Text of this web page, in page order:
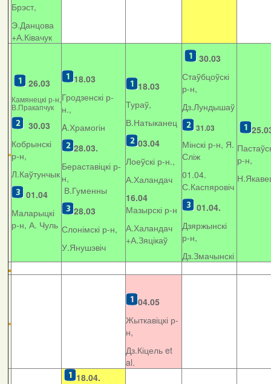
Брэст,
Э.Данцова
+А.Ківачук
26.03
Камянецкі р-н,
В.Пракапчук
30.03
Кобрынскі
р-н,
Л.Каўтунчык
01.04
Маларыцкі
р-н, А. Чуль
18.03
Гродзенскі р-
н.,
A.Храмогін
28.03.
Бераставіцкі р-
н,
В.Гуменны
28.03
Слонімскі р-н,
У.Янушэвіч
18.03
Тураў,
В.Натыканец
03.04
Лоеўскі р-н.,
А.Халандач
16.04
Мазырскі р-н
А.Халандач
+А.Зяцікаў
30.03
Стаўбцоўскі
р-н,
Дз.Лундышаў
31.03
Мінскі р-н, Я.
Сліж
01.04.
С.Каспяровіч
01.04.
Дзяржынскі
р-н,
Дз.Змачынскі
р-н,
04.05
Жыткавіцкі р-
н,
Дз.Кіцель et
al.
18.04.